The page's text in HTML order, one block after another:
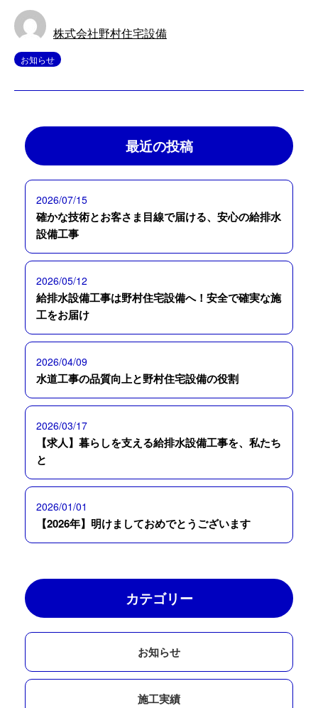
株式会社野村住宅設備
お知らせ
最近の投稿
2026/07/15
確かな技術とお客さま目線で届ける、安心の給排水
設備工事
2026/05/12
給排水設備工事は野村住宅設備へ！安全で確実な施
工をお届け
2026/04/09
水道工事の品質向上と野村住宅設備の役割
2026/03/17
【求人】暮らしを支える給排水設備工事を、私たち
と
2026/01/01
【2026年】明けましておめでとうございます
カテゴリー
お知らせ
施工実績